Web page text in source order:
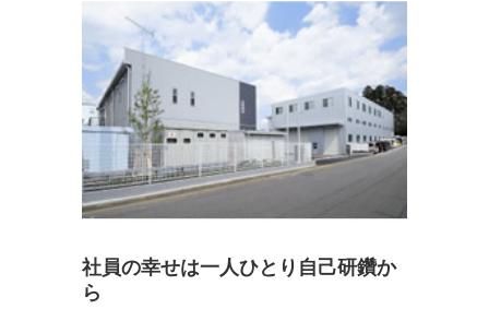
社員の幸せは一人ひとり自己研鑽か
ら